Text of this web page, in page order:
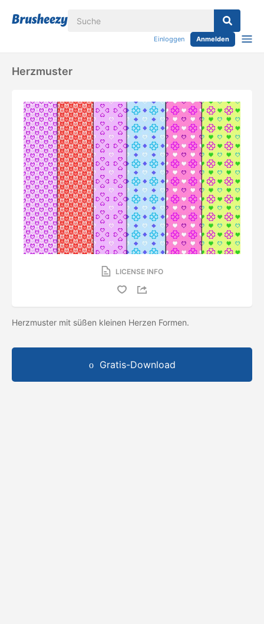
Einloggen Anmelden
Herzmuster
LICENSE INFO
Herzmuster mit süßen kleinen Herzen Formen.
Gratis-Download